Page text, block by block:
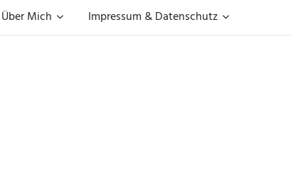
Über Mich Impressum & Datenschutz